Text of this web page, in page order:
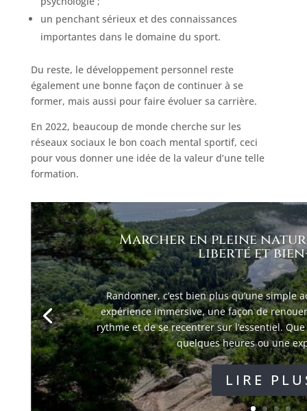
un penchant sérieux et des connaissances
importantes dans le domaine du sport.
Du reste, le développement personnel reste
également une bonne façon de continuer à se
former, mais aussi pour faire évoluer sa carrière.
En 2022, beaucoup de monde cherche sur les
réseaux sociaux le bon coach mental sportif, ceci
pour vous donner une idée de la valeur d’une telle
formation.
Marcher en pleine
liberté et
Randonner, c’est bien plus qu’une simple
expérience immersive, une façon de
rythme et de se recentrer sur l’essentiel.
quelques heures ou une
LIRE